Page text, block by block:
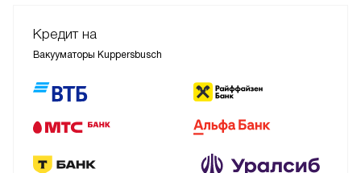
Кредит на
Вакууматоры Kuppersbusch